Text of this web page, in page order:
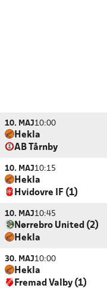
10. MAJ10:00
Hekla
AB Tårnby
10. MAJ10:15
Hekla
Hvidovre IF (1)
10. MAJ10:45
Nørrebro United (2)
Hekla
30. MAJ10:00
Hekla
Fremad Valby (1)